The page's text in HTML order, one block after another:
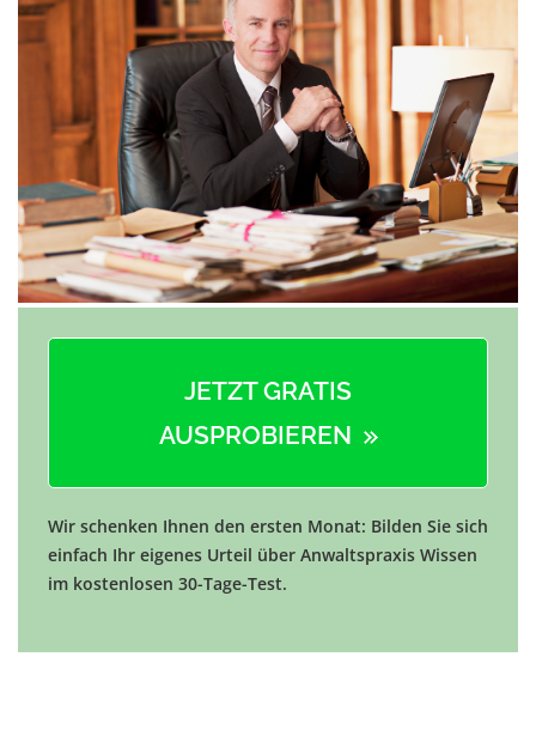
JETZT GRATIS
AUSPROBIEREN
Wir schenken Ihnen den ersten Monat: Bilden Sie sich
einfach Ihr eigenes Urteil über Anwaltspraxis Wissen
im kostenlosen 30-Tage-Test.